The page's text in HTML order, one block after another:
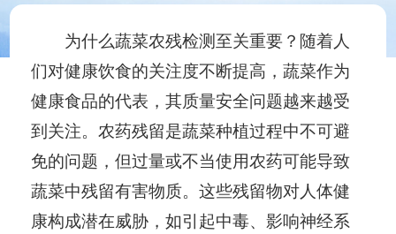
为什么蔬菜农残检测至关重要？随着人
们对健康饮食的关注度不断提高，蔬菜作为
健康食品的代表，其质量安全问题越来越受
到关注。农药残留是蔬菜种植过程中不可避
免的问题，但过量或不当使用农药可能导致
蔬菜中残留有害物质。这些残留物对人体健
康构成潜在威胁，如引起中毒、影响神经系